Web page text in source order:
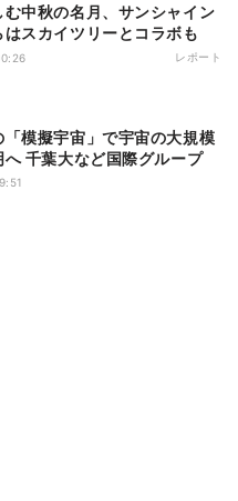
む中秋の名月、サンシャイン
はスカイツリーとコラボも
レポート
「模擬宇宙」で宇宙の大規模
へ 千葉大など国際グループ